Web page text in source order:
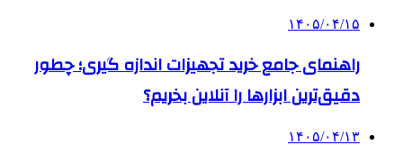
۱۴۰۵/۰۴/۱۵
راهنمای جامع خرید تجهیزات اندازه گیری؛ چطور
دقیق‌ترین ابزارها را آنلاین بخریم؟
۱۴۰۵/۰۴/۱۳